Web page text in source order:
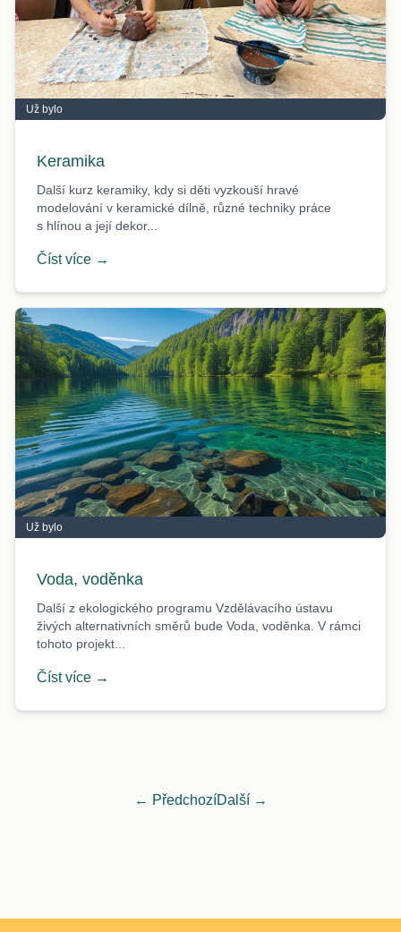
Už bylo
Keramika
Další kurz keramiky, kdy si děti vyzkouší hravé
modelování v keramické dílně, různé techniky práce
s hlínou a její dekor...
Číst více →
Už bylo
Voda, voděnka
Další z ekologického programu Vzdělávacího ústavu
živých alternativních směrů bude Voda, voděnka. V rámci
tohoto projekt...
Číst více →
← PředchozíDalší →